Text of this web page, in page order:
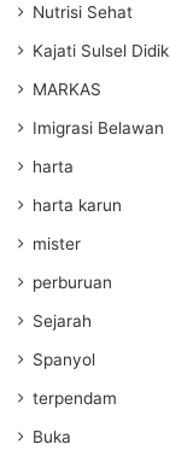
Nutrisi Sehat
Kajati Sulsel
MARKAS
Imigrasi Belawan
harta
harta karun
mister
perburuan
Sejarah
Spanyol
terpendam
Buka